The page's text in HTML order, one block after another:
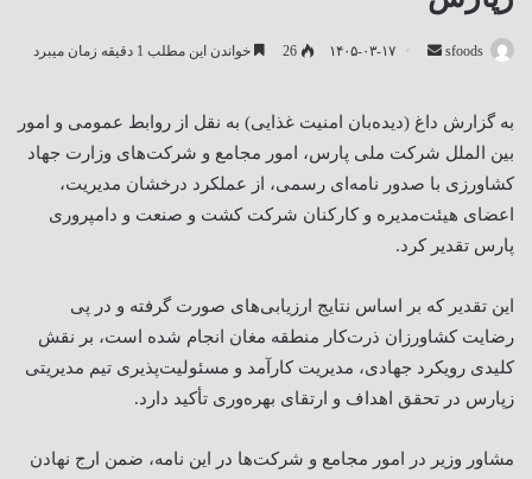
sfoods
ارسال۱۴۰۵-۰۳-۱۷ 26 خواندن این مطلب 1 دقیقه زمان میبرد
به گزارش داغ (دیده‌بان امنیت غذایی) به نقل از روابط عمومی و امور
بین الملل شرکت ملی پارس، امور مجامع و شرکت‌های وزارت جهاد
کشاورزی با صدور نامه‌ای رسمی، از عملکرد درخشان مدیریت،
اعضای هیئت‌مدیره و کارکنان شرکت کشت و صنعت و دامپروری
پارس تقدیر کرد.
این تقدیر که بر اساس نتایج ارزیابی‌های صورت گرفته و در پی
رضایت کشاورزان ذرت‌کار منطقه مغان انجام شده است، بر نقش
کلیدی رویکرد جهادی، مدیریت کارآمد و مسئولیت‌پذیری تیم مدیریتی
زپارس در تحقق اهداف و ارتقای بهره‌وری تأکید دارد.
مشاور وزیر در امور مجامع و شرکت‌ها در این نامه، ضمن ارج نهادن